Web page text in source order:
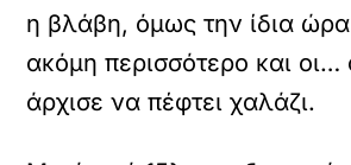
η βλάβη, όμως την ίδια
ακόμη περισσότερο και οι…
άρχισε να πέφτει χαλάζι.